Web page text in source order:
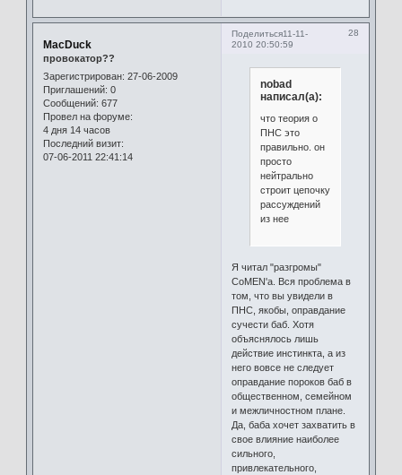
Поделиться 28
11-11-
2010 20:50:59
MacDuck
провокатор??
Зарегистрирован: 27-06-2009
Приглашений: 0
Сообщений: 677
Провел на форуме:
4 дня 14 часов
Последний визит:
07-06-2011 22:41:14
nobad
написал(а):
что теория о
ПНС это
правильно. он
просто
нейтрально
строит цепочку
рассуждений
из нее
Я читал "разгромы"
CoMEN'а. Вся проблема в
том, что вы увидели в
ПНС, якобы, оправдание
сучести баб. Хотя
объяснялось лишь
действие инстинкта, а из
него вовсе не следует
оправдание пороков баб в
общественном, семейном
и межличностном плане.
Да, баба хочет захватить в
свое влияние наиболее
сильного,
привлекательного,